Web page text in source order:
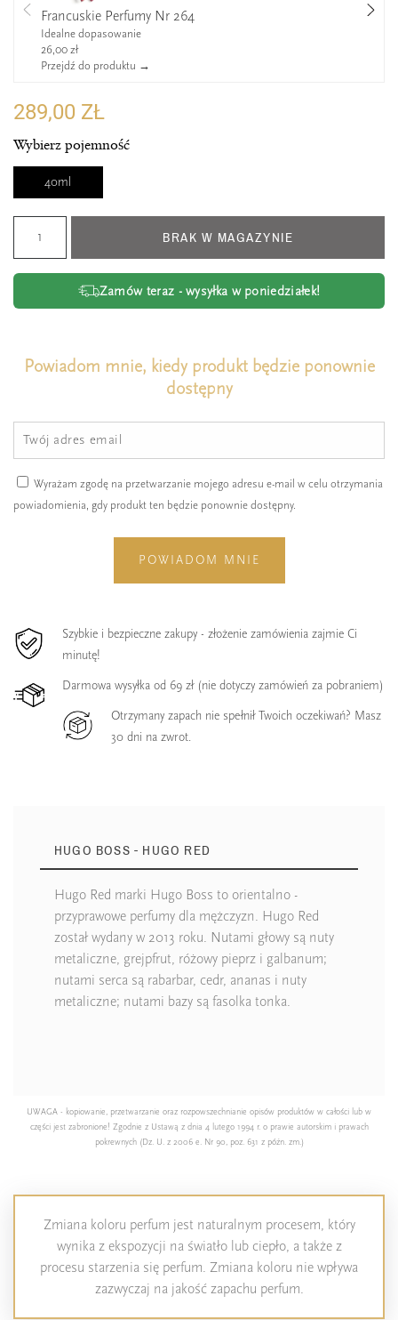
Francuskie Perfumy Nr 264
Idealne dopasowanie
26,00 zł
Przejdź do produktu →
289,00 ZŁ
Wybierz pojemność
40ml
BRAK W MAGAZYNIE
Zamów teraz - wysyłka w poniedziałek!
Powiadom mnie, kiedy produkt będzie ponownie
dostępny
Wyrażam zgodę na przetwarzanie mojego adresu e-mail w celu otrzymania
powiadomienia, gdy produkt ten będzie ponownie dostępny.
POWIADOM MNIE
Szybkie i bezpieczne zakupy - złożenie zamówienia zajmie Ci
minutę!
Darmowa wysyłka od 69 zł (nie dotyczy zamówień za pobraniem)
Otrzymany zapach nie spełnił Twoich oczekiwań? Masz
30 dni na zwrot.
HUGO BOSS - HUGO RED
Hugo Red marki Hugo Boss to orientalno -
przyprawowe perfumy dla mężczyzn. Hugo Red
został wydany w 2013 roku. Nutami głowy są nuty
metaliczne, grejpfrut, różowy pieprz i galbanum;
nutami serca są rabarbar, cedr, ananas i nuty
metaliczne; nutami bazy są fasolka tonka.
UWAGA - kopiowanie, przetwarzanie oraz rozpowszechnianie opisów produktów w całości lub w
części jest zabronione! Zgodnie z Ustawą z dnia 4 lutego 1994 r. o prawie autorskim i prawach
pokrewnych (Dz. U. z 2006 e. Nr 90, poz. 631 z późn. zm.)
Zmiana koloru perfum jest naturalnym procesem, który
wynika z ekspozycji na światło lub ciepło, a także z
procesu starzenia się perfum. Zmiana koloru nie wpływa
zazwyczaj na jakość zapachu perfum.